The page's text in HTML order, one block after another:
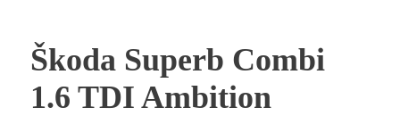
Škoda Superb Combi
1.6 TDI Ambition